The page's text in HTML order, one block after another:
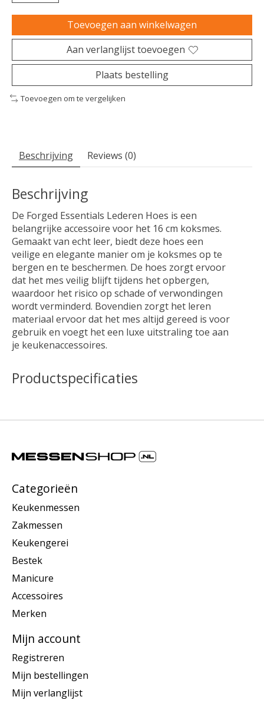
Toevoegen aan winkelwagen
Aan verlanglijst toevoegen
Plaats bestelling
Toevoegen om te vergelijken
Beschrijving Reviews (0)
Beschrijving
De Forged Essentials Lederen Hoes is een
belangrijke accessoire voor het 16 cm koksmes.
Gemaakt van echt leer, biedt deze hoes een
veilige en elegante manier om je koksmes op te
bergen en te beschermen. De hoes zorgt ervoor
dat het mes veilig blijft tijdens het opbergen,
waardoor het risico op schade of verwondingen
wordt verminderd. Bovendien zorgt het leren
materiaal ervoor dat het mes altijd gereed is voor
gebruik en voegt het een luxe uitstraling toe aan
je keukenaccessoires.
Productspecificaties
Categorieën
Keukenmessen
Zakmessen
Keukengerei
Bestek
Manicure
Accessoires
Merken
Mijn account
Registreren
Mijn bestellingen
Mijn verlanglijst